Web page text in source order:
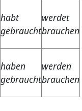
habt
gebraucht
werdet
brauchen
haben
gebraucht
werden
brauchen